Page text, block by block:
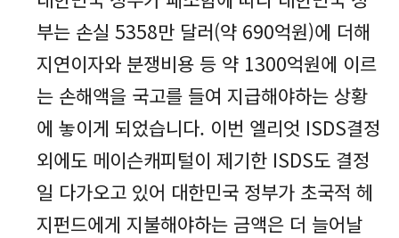
부는 손실 5358만 달러(약 690억원)에 더해
지연이자와 분쟁비용 등 약 1300억원에 이르
는 손해액을 국고를 들여 지급해야하는 상황
에 놓이게 되었습니다. 이번 엘리엇 ISDS결정
외에도 메이슨캐피털이 제기한 ISDS도 결정
일 다가오고 있어 대한민국 정부가 초국적 헤
지펀드에게 지불해야하는 금액은 더 늘어날